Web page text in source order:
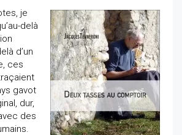
je
delà
d’un
ces
gavot
dur,
des